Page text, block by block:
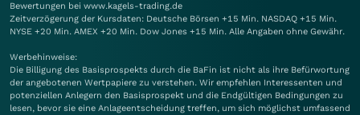
Bewertungen bei www.kagels-trading.de
Zeitverzögerung der Kursdaten: Deutsche Börsen +15 Min. NASDAQ +15 Min.
NYSE +20 Min. AMEX +20 Min. Dow Jones +15 Min. Alle Angaben ohne Gewähr.
Werbehinweise:
Die Billigung des Basisprospekts durch die BaFin ist nicht als ihre Befürwortung
der angebotenen Wertpapiere zu verstehen. Wir empfehlen Interessenten und
potenziellen Anlegern den Basisprospekt und die Endgültigen Bedingungen zu
lesen, bevor sie eine Anlageentscheidung treffen, um sich möglichst umfassend